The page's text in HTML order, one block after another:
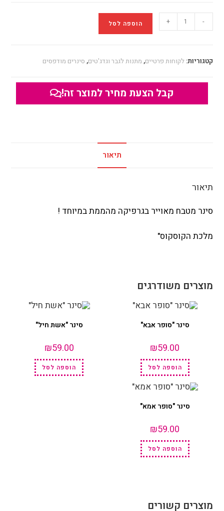
-
+ הוספה לסל
קטגוריות:לקוחות פרטיים, מתנות לגבר וגדג'טים, סינרים מודפסים
קבל הצעת מחיר למוצר זה!
תיאור
תיאור
סינר מטבח מאוייר בגרפיקה מהממת במיוחד !
מלכת הקוסקוס"
מוצרים משודרגים
סינר "סופר אבא"
₪59.00
הוספה לסל
סינר "אשת חיל"
₪59.00
הוספה לסל
סינר "סופר אמא"
₪59.00
הוספה לסל
מוצרים קשורים